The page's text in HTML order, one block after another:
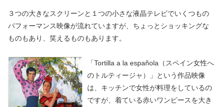
３つの大きなスクリーンと１つの小さな液晶テレビでいくつもの
パフォーマンス映像が流れていますが、ちょっとショッキングな
ものもあり、笑えるものもあります。
「Tortilla a la española（スペイン女性へ
のトルティージャ）」という作品映像
は、キッチンで女性が料理をしているの
ですが、着ている赤いワンピースを大き